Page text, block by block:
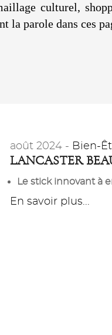
culturel,
la parole dans ces
août 2024 - Bien-
LANCASTER
Le stick innovant à
En savoir plus...